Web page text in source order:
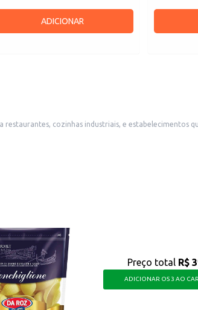
ADICIONAR
cozinhas industriais, e estabelecimentos que buscam um
Preço total R$
ADICIONAR OS 3 AO